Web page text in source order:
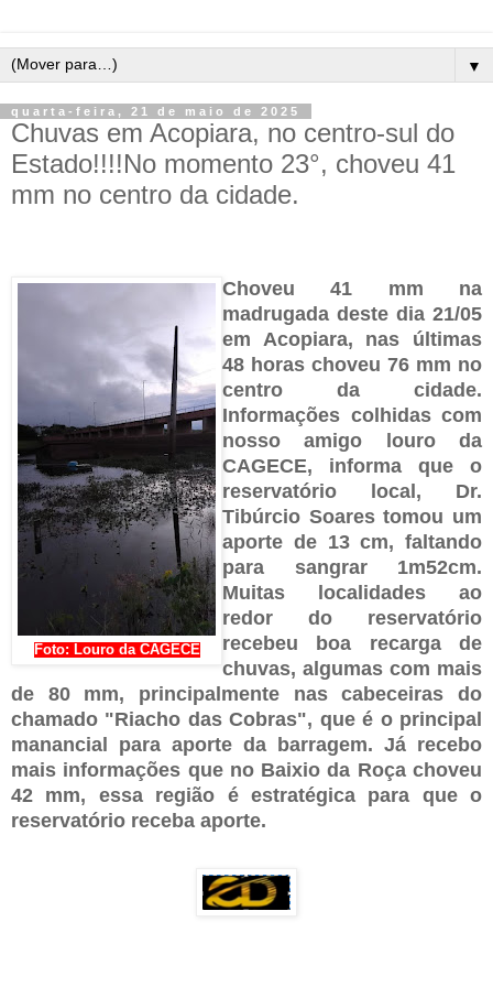
▼
quarta-feira, 21 de maio de 2025
Chuvas em Acopiara, no centro-sul do
Estado!!!!No momento 23°, choveu 41
mm no centro da cidade.
Foto: Louro da CAGECE
Choveu 41 mm na
madrugada deste dia 21/05
em Acopiara, nas últimas
48 horas choveu 76 mm no
centro da cidade.
Informações colhidas com
nosso amigo louro da
CAGECE, informa que o
reservatório local, Dr.
Tibúrcio Soares tomou um
aporte de 13 cm, faltando
para sangrar 1m52cm.
Muitas localidades ao
redor do reservatório
recebeu boa recarga de
chuvas, algumas com mais
de 80 mm, principalmente nas cabeceiras do
chamado "Riacho das Cobras", que é o principal
manancial para aporte da barragem. Já recebo
mais informações que no Baixio da Roça choveu
42 mm, essa região é estratégica para que o
reservatório receba aporte.